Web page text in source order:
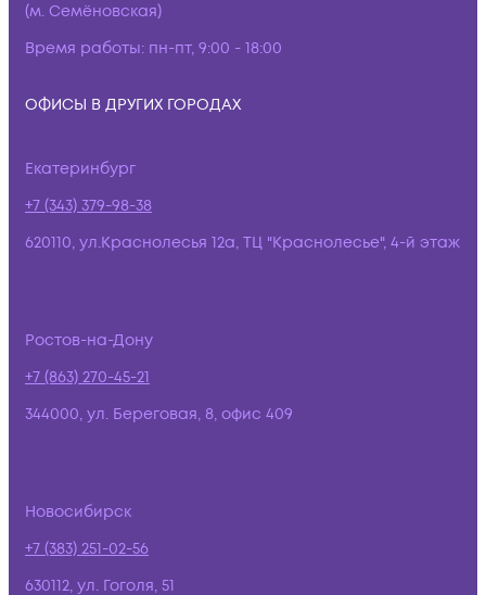
(м. Семёновская)
Время работы: пн-пт, 9:00 - 18:00
ОФИСЫ В ДРУГИХ ГОРОДАХ
Екатеринбург
+7 (343) 379-98-38
620110, ул.Краснолесья 12а, ТЦ "Краснолесье", 4-й этаж
Ростов-на-Дону
+7 (863) 270-45-21
344000, ул. Береговая, 8, офис 409
Новосибирск
+7 (383) 251-02-56
630112, ул. Гоголя, 51